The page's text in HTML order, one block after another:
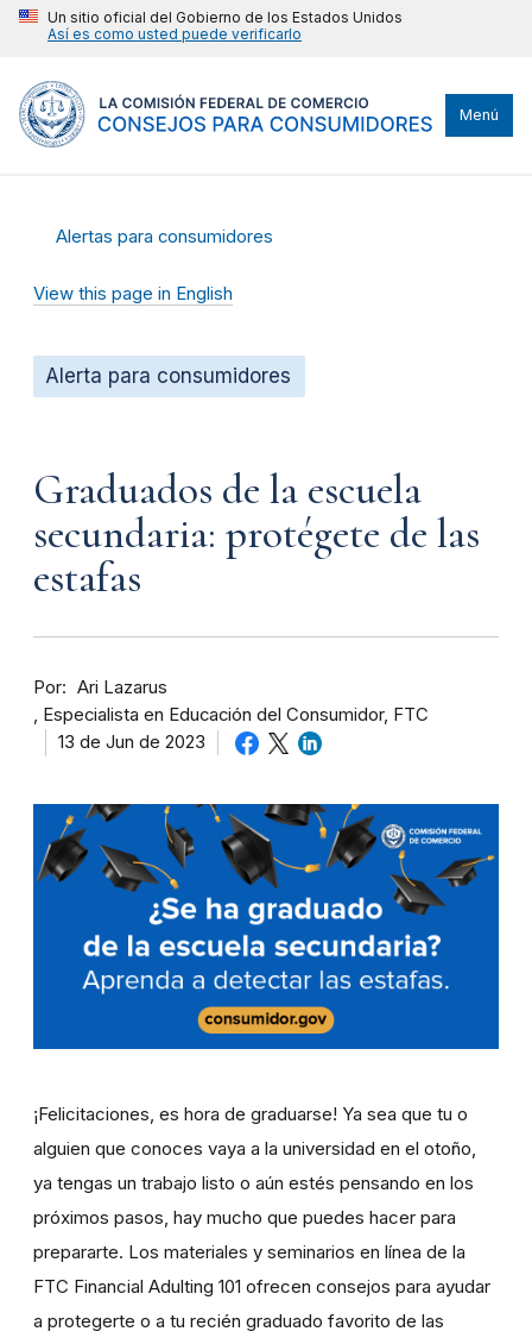
Un sitio oficial del Gobierno de los Estados Unidos
Así es como usted puede verificarlo
Menú
Alertas para consumidores
View this page in English
Alerta para consumidores
Graduados de la escuela
secundaria: protégete de las
estafas
Por
Ari Lazarus
Especialista en Educación del Consumidor, FTC
13 de Jun de 2023
¡Felicitaciones, es hora de graduarse! Ya sea que tu o
alguien que conoces vaya a la universidad en el otoño,
ya tengas un trabajo listo o aún estés pensando en los
próximos pasos, hay mucho que puedes hacer para
prepararte. Los materiales y seminarios en línea de la
FTC Financial Adulting 101 ofrecen consejos para ayudar
a protegerte o a tu recién graduado favorito de las